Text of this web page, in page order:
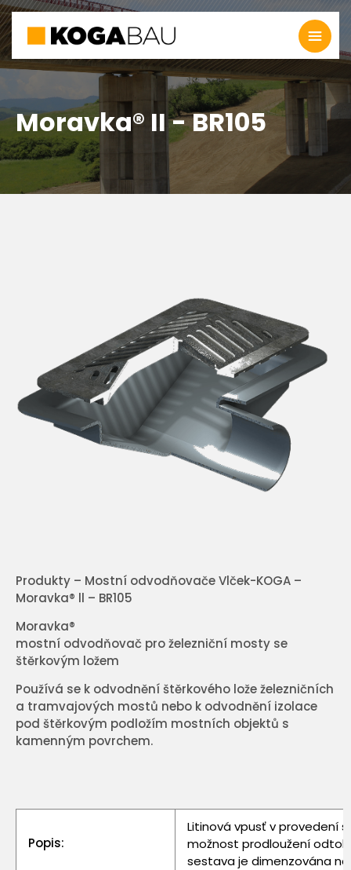
Moravka® II - BR105
Produkty – Mostní odvodňovače Vlček-KOGA –
Moravka® ll – BR105
Moravka®
mostní odvodňovač pro železniční mosty se
štěrkovým ložem
Používá se k odvodnění štěrkového lože železničních
a tramvajových mostů nebo k odvodnění izolace
pod štěrkovým podložím mostních objektů s
kamenným povrchem.
Popis:
Litinová vpusť v provedení
možnost prodloužení
sestava je dimenzována